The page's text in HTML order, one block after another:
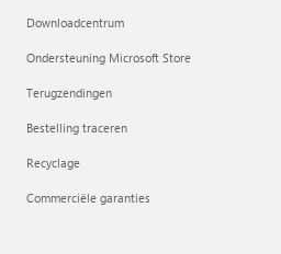
Downloadcentrum
Ondersteuning Microsoft Store
Terugzendingen
Bestelling traceren
Recyclage
Commerciële garanties